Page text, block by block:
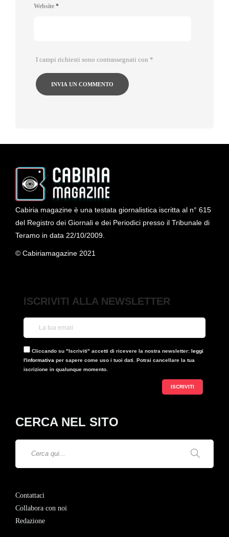
Website *
I campi richiesti sono contrassegnati con *
Cabiria magazine è una testata giornalistica iscritta al n° 615
del Registro dei Giornali e dei Periodici presso il Tribunale di
Teramo in data 22/10/2009.
© Cabiriamagazine 2021
ISCRIVITI ALLA NEWSLETTER
Cliccando su "Iscriviti" accetti di ricevere la nostra newsletter: leggi
l'informativa per sapere come uso i tuoi dati. Potrai cancellare la tua
iscrizione in qualunque momento.
CERCA NEL SITO
Contattaci
Collabora con noi
Redazione